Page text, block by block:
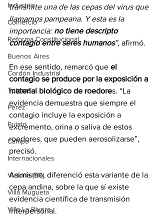
Industria
Comercio
Reforma Constitucional
Buenos Aires
Cordón Industrial
Totoras
Pérez
Pujato
Campo
Internacionales
Victoria (ER)
Villa Mugueta
Villa La Rivera
transmite una de las cepas del virus que
llamamos pampeana. Y esta es la
importancia: no tiene descripto
contagio entre seres humanos”, afirmó.
En ese sentido, remarcó que el
contagio se produce por la exposición a
material biológico de roedores. “La
evidencia demuestra que siempre el
contagio incluye la exposición a
excremento, orina o saliva de estos
roedores, que pueden aerosolizarse”,
precisó.
Asimismo, diferenció esta variante de la
cepa andina, sobre la que sí existe
evidencia científica de transmisión
interpersonal.